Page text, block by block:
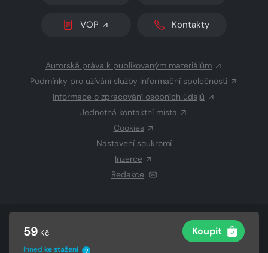
59 Kč Koupit
Ihned ke stažení ?
VOP Kontakty
Autorská práva k publikovaným materiálům
Podmínky pro užívání služby informační společnosti
Informace o zpracování osobních údajů
Jednotná kontaktní místa
Cookies
Nastavení soukromí
Inzerce
Redakce
CZECH NEWS CENTER a.s.a dodavatelé
Vysázeno